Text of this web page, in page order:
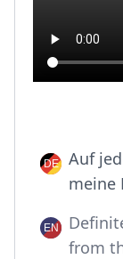
Auf
meine
from